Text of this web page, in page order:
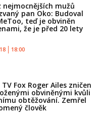
nejmocnějších mužů
pan Oko: Budoval
teď je obviněn
že je před 20 lety
18:00
Fox Roger Ailes zničen
obviněnými kvůli
obtěžování. Zemřel
člověk